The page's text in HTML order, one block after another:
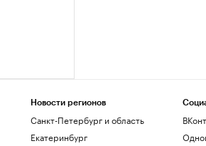
Новости регионов
Санкт-Петербург и область
Екатеринбург